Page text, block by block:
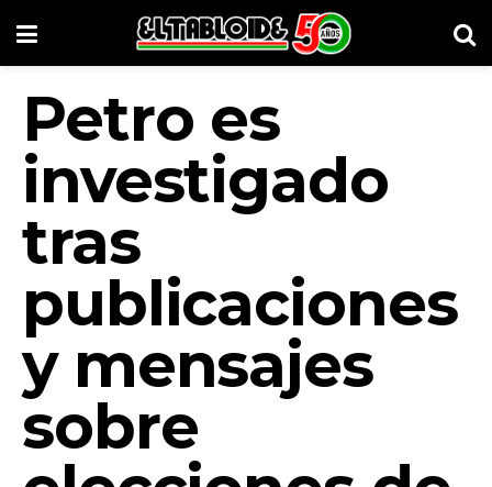
Petro es
investigado
tras
publicaciones
y mensajes
sobre